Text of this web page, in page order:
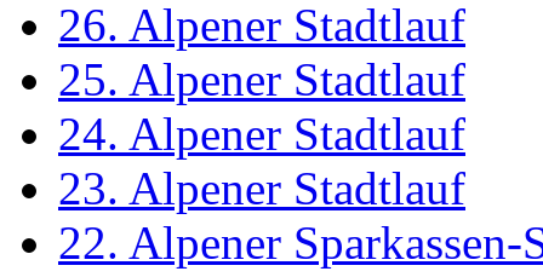
26. Alpener Stadtlauf
25. Alpener Stadtlauf
24. Alpener Stadtlauf
23. Alpener Stadtlauf
22. Alpener Sparkassen-